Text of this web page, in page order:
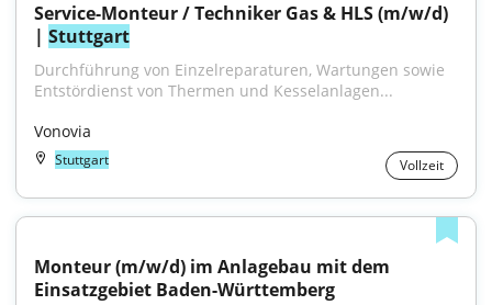
Service-Monteur / Techniker Gas & HLS (m/w/d)
| Stuttgart
Durchführung von Einzelreparaturen, Wartungen sowie
Entstördienst von Thermen und Kesselanlagen...
Vonovia
Stuttgart Vollzeit
Monteur (m/w/d) im Anlagebau mit dem
Einsatzgebiet Baden-Württemberg